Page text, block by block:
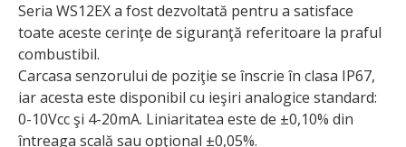
Seria WS12EX a fost dezvoltată pentru a satisface
toate aceste cerinţe de siguranţă referitoare la praful
combustibil.
Carcasa senzorului de poziţie se înscrie în clasa IP67,
iar acesta este disponibil cu ieşiri analogice standard:
0-10Vcc şi 4-20mA. Liniaritatea este de ±0,10% din
întreaga scală sau opţional ±0,05%.